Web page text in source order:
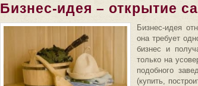
Бизнес-идея – открытие
Бизнес-идея
она требует
бизнес и
только на
подобного
(купить,